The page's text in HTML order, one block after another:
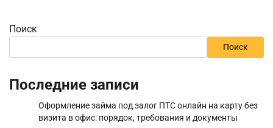
Поиск
Поиск
Последние записи
Оформление займа под залог ПТС онлайн на карту без
визита в офис: порядок, требования и документы